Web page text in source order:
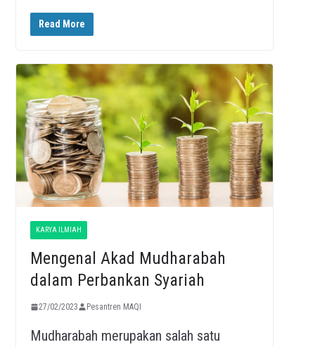
Read More
KARYA ILMIAH
Mengenal Akad Mudharabah
dalam Perbankan Syariah
27/02/2023 Pesantren MAQI
Mudharabah merupakan salah satu